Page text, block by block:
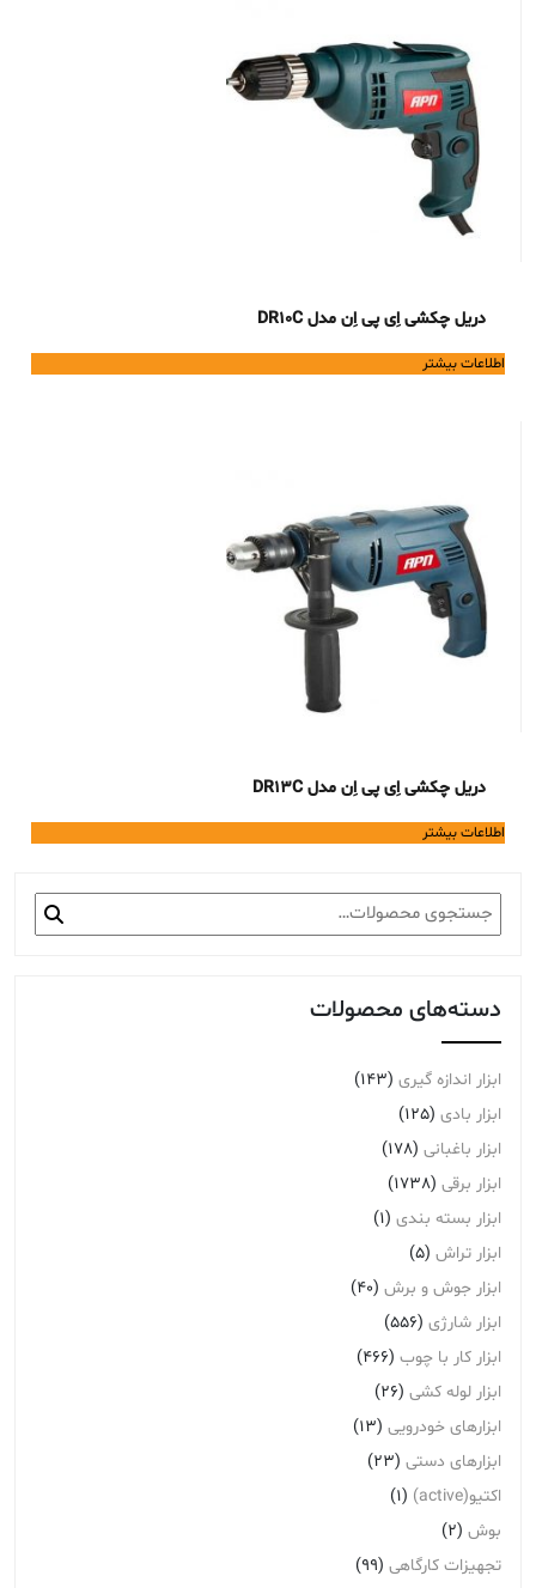
دریل چکشی اِی پی اِن مدل DR10C
اطلاعات بیشتر
دریل چکشی اِی پی اِن مدل DR13C
اطلاعات بیشتر
جستجو
برای:
دسته‌های محصولات
ابزار اندازه گیری (143)
ابزار بادی (125)
ابزار باغبانی (178)
ابزار برقی (1738)
ابزار بسته بندی (1)
ابزار تراش (5)
ابزار جوش و برش (40)
ابزار شارژی (556)
ابزار کار با چوب (466)
ابزار لوله کشی (26)
ابزارهای خودرویی (13)
ابزارهای دستی (23)
اکتیو(active)
(1)
بوش (2)
تجهیزات کارگاهی (99)